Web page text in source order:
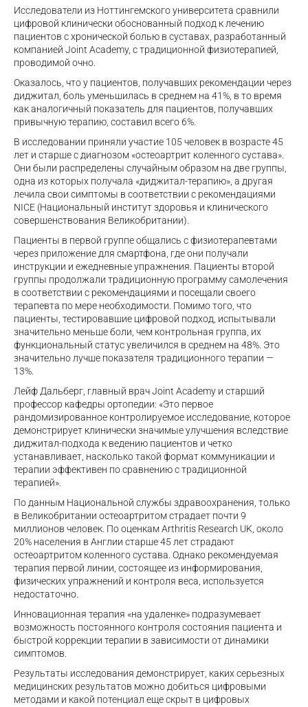
Исследователи из Ноттингемского университета сравнили
цифровой клинически обоснованный подход к лечению
пациентов с хронической болью в суставах, разработанный
компанией Joint Academy, с традиционной физиотерапией,
проводимой очно.
Оказалось, что у пациентов, получавших рекомендации через
диджитал, боль уменьшилась в среднем на 41%, в то время
как аналогичный показатель для пациентов, получавших
привычную терапию, составил всего 6%.
В исследовании приняли участие 105 человек в возрасте 45
лет и старше с диагнозом «остеоартрит коленного сустава».
Они были распределены случайным образом на две группы,
одна из которых получала «диджитал-терапию», а другая
лечила свои симптомы в соответствии с рекомендациями
NICE (Национальный институт здоровья и клинического
совершенствования Великобритании).
Пациенты в первой группе общались с физиотерапевтами
через приложение для смартфона, где они получали
инструкции и ежедневные упражнения. Пациенты второй
группы продолжали традиционную программу самолечения
в соответствии с рекомендациями и посещали своего
терапевта по мере необходимости. Помимо того, что
пациенты, тестировавшие цифровой подход, испытывали
значительно меньше боли, чем контрольная группа, их
функциональный статус увеличился в среднем на 48%. Это
значительно лучше показателя традиционного терапии —
13%.
Лейф Дальберг, главный врач Joint Academy и старший
профессор кафедры ортопедии: «Это первое
рандомизированное контролируемое исследование, которое
демонстрирует клинически значимые улучшения вследствие
диджитал-подхода к ведению пациентов и четко
устанавливает, насколько такой формат коммуникации и
терапии эффективен по сравнению с традиционной
терапией».
По данным Национальной службы здравоохранения, только
в Великобритании остеоартритом страдает почти 9
миллионов человек. По оценкам Arthritis Research UK, около
20% населения в Англии старше 45 лет страдают
остеоартритом коленного сустава. Однако рекомендуемая
терапия первой линии, состоящее из информирования,
физических упражнений и контроля веса, используется
недостаточно.
Инновационная терапия «на удаленке» подразумевает
возможность постоянного контроля состояния пациента и
быстрой коррекции терапии в зависимости от динамики
симптомов.
Результаты исследования демонстрирует, каких серьезных
медицинских результатов можно добиться цифровыми
методами и какой потенциал еще скрыт в цифровых